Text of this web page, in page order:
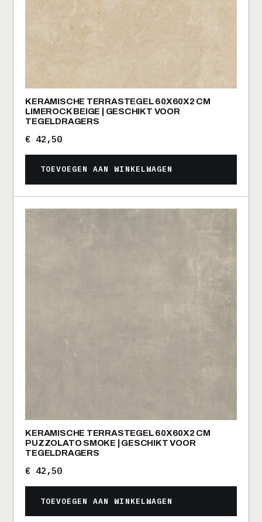
KERAMISCHE TERRASTEGEL 60X60X2 CM
LIMEROCK BEIGE | GESCHIKT VOOR
TEGELDRAGERS
€ 42,50
TOEVOEGEN AAN WINKELWAGEN
KERAMISCHE TERRASTEGEL 60X60X2 CM
PUZZOLATO SMOKE | GESCHIKT VOOR
TEGELDRAGERS
€ 42,50
TOEVOEGEN AAN WINKELWAGEN